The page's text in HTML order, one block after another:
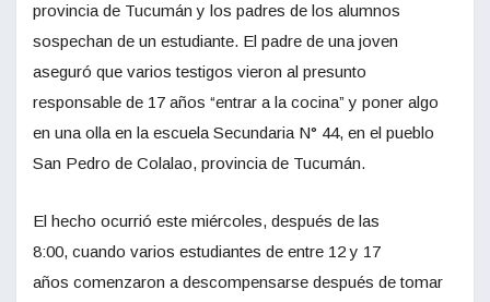
provincia de Tucumán y los padres de los alumnos
sospechan de un estudiante. El padre de una joven
aseguró que varios testigos vieron al presunto
responsable de 17 años “entrar a la cocina” y poner algo
en una olla en la escuela Secundaria N° 44, en el pueblo
San Pedro de Colalao, provincia de Tucumán.
El hecho ocurrió este miércoles, después de las
8:00, cuando varios estudiantes de entre 12 y 17
años comenzaron a descompensarse después de tomar